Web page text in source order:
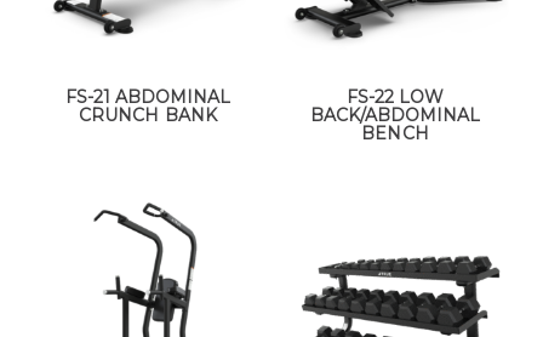
FS-21 ABDOMINAL
CRUNCH BANK
FS-22 LOW
BACK/ABDOMINAL
BENCH